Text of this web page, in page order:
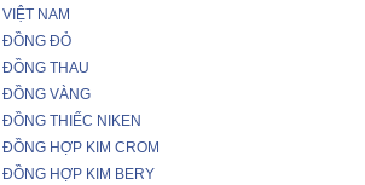
VIỆT NAM
ĐỒNG ĐỎ
ĐỒNG THAU
ĐỒNG VÀNG
ĐỒNG THIẾC NIKEN
ĐỒNG HỢP KIM CROM
ĐỒNG HỢP KIM BERY